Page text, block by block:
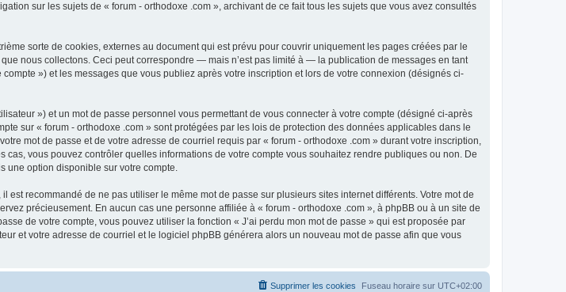
sur les sujets de « forum - orthodoxe .com », archivant de ce fait tous les sujets que vous avez consultés
sorte de cookies, externes au document qui est prévu pour couvrir uniquement les pages créées par le
nous collectons. Ceci peut correspondre — mais n’est pas limité à — la publication de messages en tant
») et les messages que vous publiez après votre inscription et lors de votre connexion (désignés ci-
») et un mot de passe personnel vous permettant de vous connecter à votre compte (désigné ci-après
sur « forum - orthodoxe .com » sont protégées par les lois de protection des données applicables dans le
mot de passe et de votre adresse de courriel requis par « forum - orthodoxe .com » durant votre inscription,
vous pouvez contrôler quelles informations de votre compte vous souhaitez rendre publiques ou non. De
une option disponible sur votre compte.
recommandé de ne pas utiliser le même mot de passe sur plusieurs sites internet différents. Votre mot de
précieusement. En aucun cas une personne affiliée à « forum - orthodoxe .com », à phpBB ou à un site de
de votre compte, vous pouvez utiliser la fonction « J’ai perdu mon mot de passe » qui est proposée par
et votre adresse de courriel et le logiciel phpBB générera alors un nouveau mot de passe afin que vous
Fuseau horaire sur UTC+02:00
Supprimer les cookies